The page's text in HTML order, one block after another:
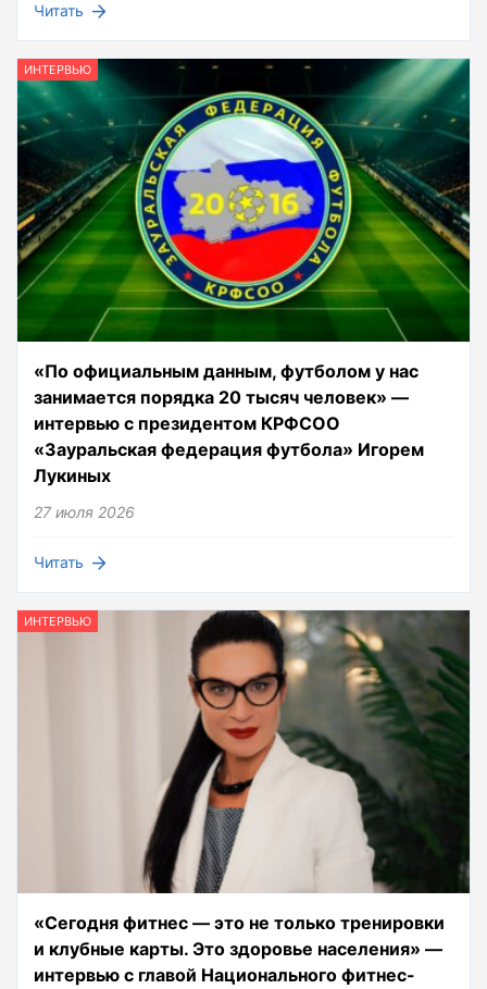
Читать
ИНТЕРВЬЮ
«По официальным данным, футболом у нас
занимается порядка 20 тысяч человек» —
интервью с президентом КРФСОО
«Зауральская федерация футбола» Игорем
Лукиных
27 июля 2026
Читать
ИНТЕРВЬЮ
«Сегодня фитнес — это не только тренировки
и клубные карты. Это здоровье населения» —
интервью с главой Национального фитнес-